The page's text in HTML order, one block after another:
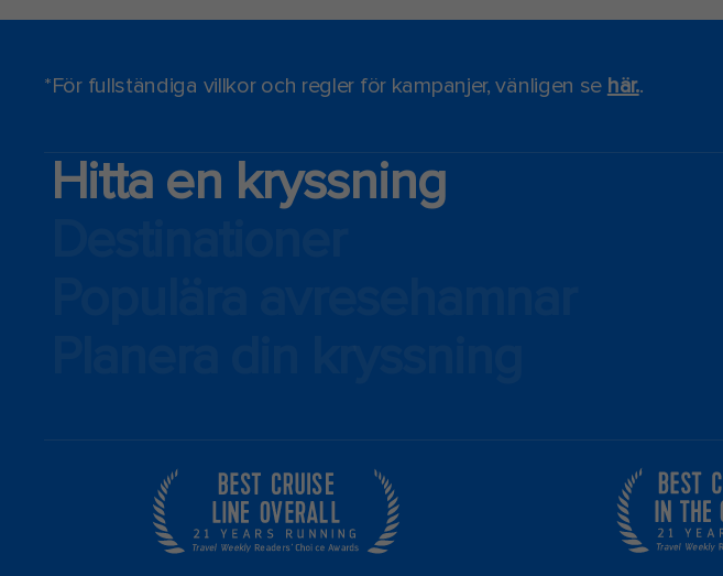
*För fullständiga villkor och regler för kampanjer, vänligen se här..
Hitta en kryssning